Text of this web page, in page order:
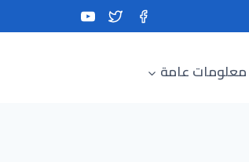
معلومات عامة